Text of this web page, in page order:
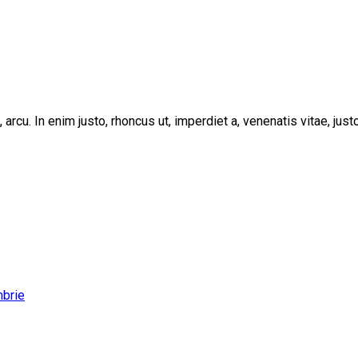
In enim justo, rhoncus ut, imperdiet a, venenatis vitae,